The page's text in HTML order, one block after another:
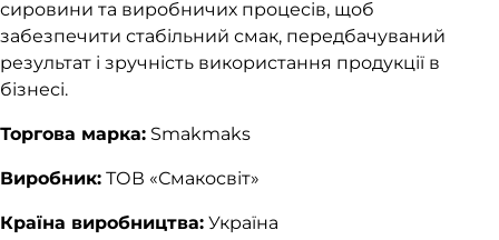
сировини та виробничих процесів, щоб
забезпечити стабільний смак, передбачуваний
результат і зручність використання продукції в
бізнесі.
Торгова марка: Smakmaks
Виробник: ТОВ «Смакосвіт»
Країна виробництва: Україна